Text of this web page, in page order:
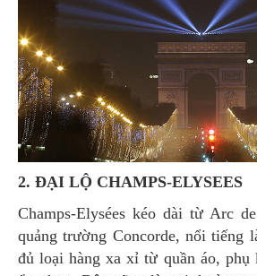
2. ĐẠI LỘ CHAMPS-ELYSEES
Champs-Elysées kéo dài từ Arc de Triomphe đến tận
quảng trường Concorde, nổi tiếng
đủ loại hàng xa xỉ từ quần áo, phụ